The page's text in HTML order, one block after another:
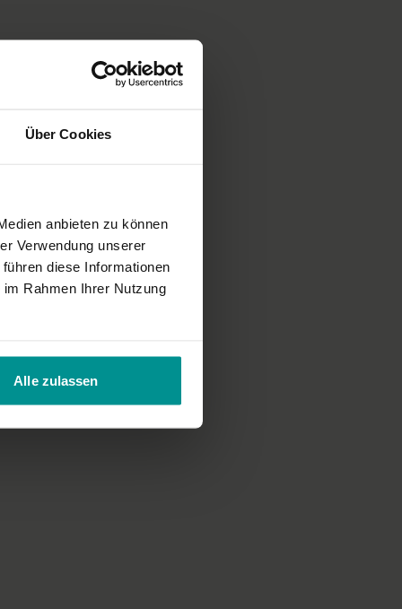
Über Cookies
anbieten zu können
Verwendung unserer
diese Informationen
Rahmen Ihrer Nutzung
Alle zulassen
nicht nur dein körperliches Bewusstsein, sondern erweiterst
Loft Hamburg gedreht. Tina trägt ein Top von Kismet.